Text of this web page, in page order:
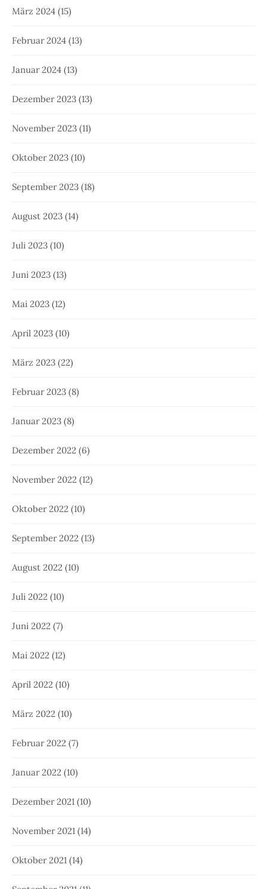
März 2024 (15)
Februar 2024 (13)
Januar 2024 (13)
Dezember 2023 (13)
November 2023 (11)
Oktober 2023 (10)
September 2023 (18)
August 2023 (14)
Juli 2023 (10)
Juni 2023 (13)
Mai 2023 (12)
April 2023 (10)
März 2023 (22)
Februar 2023 (8)
Januar 2023 (8)
Dezember 2022 (6)
November 2022 (12)
Oktober 2022 (10)
September 2022 (13)
August 2022 (10)
Juli 2022 (10)
Juni 2022 (7)
Mai 2022 (12)
April 2022 (10)
März 2022 (10)
Februar 2022 (7)
Januar 2022 (10)
Dezember 2021 (10)
November 2021 (14)
Oktober 2021 (14)